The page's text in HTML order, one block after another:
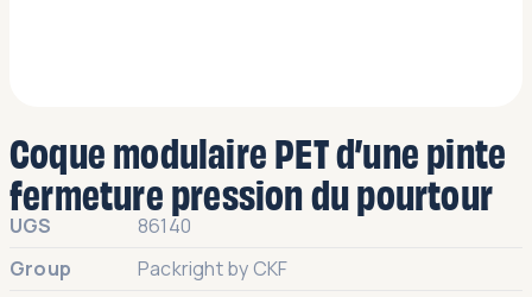
Coque modulaire PET d’une pinte
fermeture pression du pourtour
UGS
86140
Group
Packright by CKF